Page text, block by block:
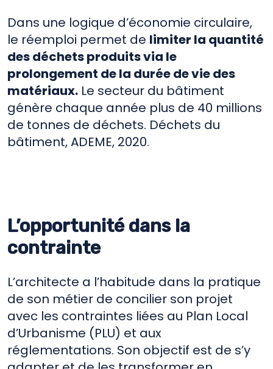
Dans une logique d’économie circulaire,
le réemploi permet de limiter la quantité
des déchets produits via le
prolongement de la durée de vie des
matériaux. Le secteur du bâtiment
génère chaque année plus de 40 millions
de tonnes de déchets. Déchets du
bâtiment, ADEME, 2020.
L’opportunité dans la
contrainte
L’architecte a l’habitude dans la pratique
de son métier de concilier son projet
avec les contraintes liées au Plan Local
d’Urbanisme (PLU) et aux
réglementations. Son objectif est de s’y